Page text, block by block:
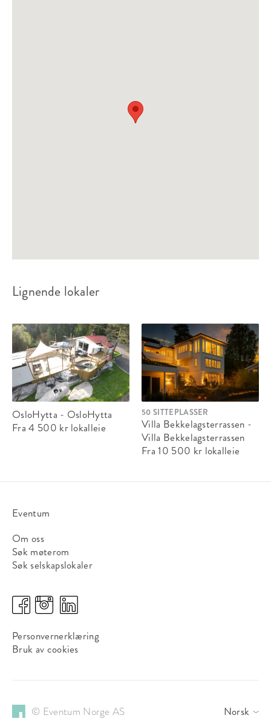
Lignende lokaler
OsloHytta - OsloHytta
Fra 4 500 kr lokalleie
50 SITTEPLASSER
Villa Bekkelagsterrassen -
Villa Bekkelagsterrassen
Fra 10 500 kr lokalleie
Eventum
Om oss
Søk møterom
Søk selskapslokaler
Personvernerklæring
Bruk av cookies
© Eventum Norge AS Norsk